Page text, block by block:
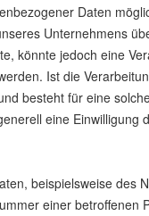
Daten
Unternehmens
könnte jedoch eine
Ist die
besteht für eine
eine Einwilligung
beispielsweise des
einer betroffenen